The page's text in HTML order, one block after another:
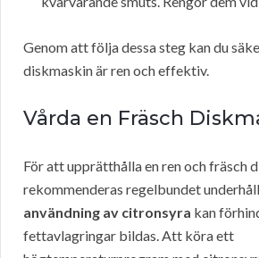
Genom att följa dessa steg kan du
diskmaskin är ren och effektiv.
Vårda en Fräsch
För att upprätthålla en ren och fräsch
rekommenderas regelbundet
användning av citronsyra kan
fettavlagringar bildas. Att köra ett